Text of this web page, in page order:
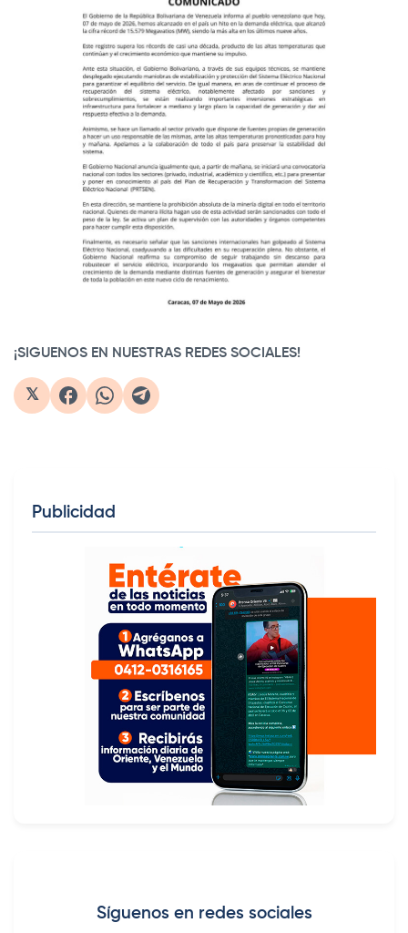
¡SIGUENOS EN NUESTRAS REDES SOCIALES!
𝕏
Publicidad
Síguenos en redes sociales